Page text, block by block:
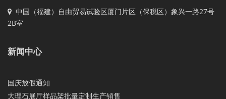
中国（福建）自由贸易试验区厦门片区（保税区）象兴一路27号
2B室
新闻中心
国庆放假通知
大理石展厅样品架批量定制生产销售